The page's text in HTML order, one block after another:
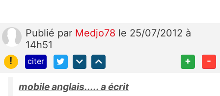
Publié par Medjo78 le 25/07/2012 à
14h51
!
citer + -
mobile anglais..... a écrit